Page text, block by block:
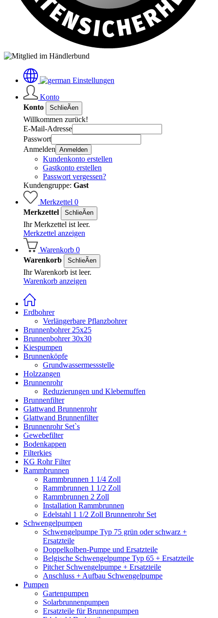
Einstellungen
Konto
Konto
SchlieÃen
Willkommen zurück!
E-Mail-Adresse
Passwort
Anmelden Anmelden
Kundenkonto erstellen
Gastkonto erstellen
Passwort vergessen?
Kundengruppe: Gast
Merkzettel 0
Merkzettel
SchlieÃen
Ihr Merkzettel ist leer.
Merkzettel anzeigen
Warenkorb 0
Warenkorb
SchlieÃen
Ihr Warenkorb ist leer.
Warenkorb anzeigen
Erdbohrer
Verlängerbare Pflanzbohrer
Brunnenbohrer 25x25
Brunnenbohrer 30x30
Kiespumpen
Brunnenköpfe
Grundwassermessstelle
Holzzangen
Brunnenrohr
Reduzierungen und Klebemuffen
Brunnenfilter
Glattwand Brunnenrohr
Glattwand Brunnenfilter
Brunnenrohr Set`s
Gewebefilter
Bodenkappen
Filterkies
KG Rohr Filter
Rammbrunnen
Rammbrunnen 1 1/4 Zoll
Rammbrunnen 1 1/2 Zoll
Rammbrunnen 2 Zoll
Installation Rammbrunnen
Edelstahl 1 1/2 Zoll Brunnenrohr Set
Schwengelpumpen
Schwengelpumpe Typ 75 grün oder schwarz +
Ersatzteile
Doppelkolben-Pumpe und Ersatzteile
Belgische Schwengelpumpe Typ 65 + Ersatzteile
Pitcher Schwengelpumpe + Ersatzteile
Anschluss + Aufbau Schwengelpumpe
Pumpen
Gartenpumpen
Solarbrunnenpumpen
Ersatzteile für Brunnenpumpen